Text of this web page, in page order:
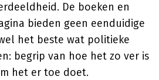
De boeken en
bieden geen eenduidige
het beste wat politieke
begrip van hoe het zo ver is
het er toe doet.